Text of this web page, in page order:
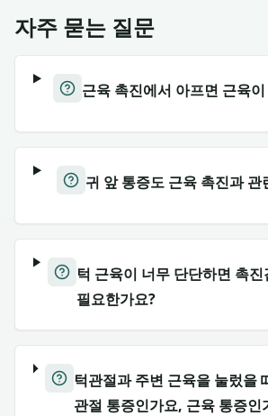
자주 묻는 질문
근육 촉진에서 아프면 근육
귀 앞 통증도 근육 촉진과 관
턱 근육이 너무 단단하면 촉
필요한가요?
턱관절과 주변 근육을 눌렀을
관절 통증인가요, 근육 통증인